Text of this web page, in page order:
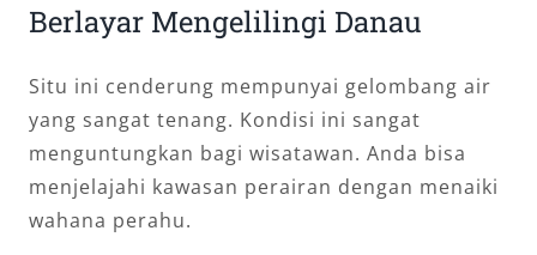
Berlayar Mengelilingi Danau
Situ ini cenderung mempunyai gelombang air
yang sangat tenang. Kondisi ini sangat
menguntungkan bagi wisatawan. Anda bisa
menjelajahi kawasan perairan dengan menaiki
wahana perahu.